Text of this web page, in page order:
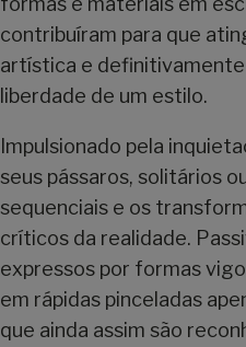
contribuíram para que
artística e definitivamente
liberdade de um estilo.
Impulsionado pela
seus pássaros, solitários
sequenciais e os
críticos da realidade.
expressos por formas
em rápidas pinceladas
que ainda assim são